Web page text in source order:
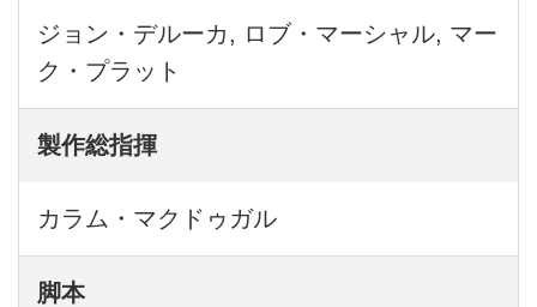
ジョン・デルーカ, ロブ・マーシャル, マー
ク・プラット
製作総指揮
カラム・マクドゥガル
脚本